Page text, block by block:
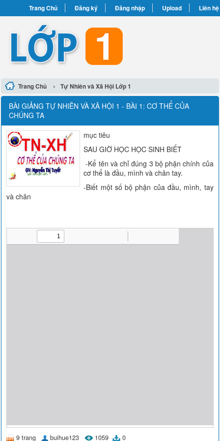
Trang Chủ Đăng ký Đăng nhập Upload Liên hệ
Trang Chủ › Tự Nhiên và Xã Hội Lớp 1
BÀI GIẢNG TỰ NHIÊN VÀ XÃ HỘI 1 - BÀI 1: CƠ THỂ CỦA
CHÚNG TA
mục tiêu
SAU GIỜ HỌC HỌC SINH BIẾT
-Kể tên và chỉ đúng 3 bộ phận chính của
cơ thể là đầu, mình và chân tay.
-Biết một số bộ phận của đầu, mình, tay
và chân
9 trang buihue123 1059 0